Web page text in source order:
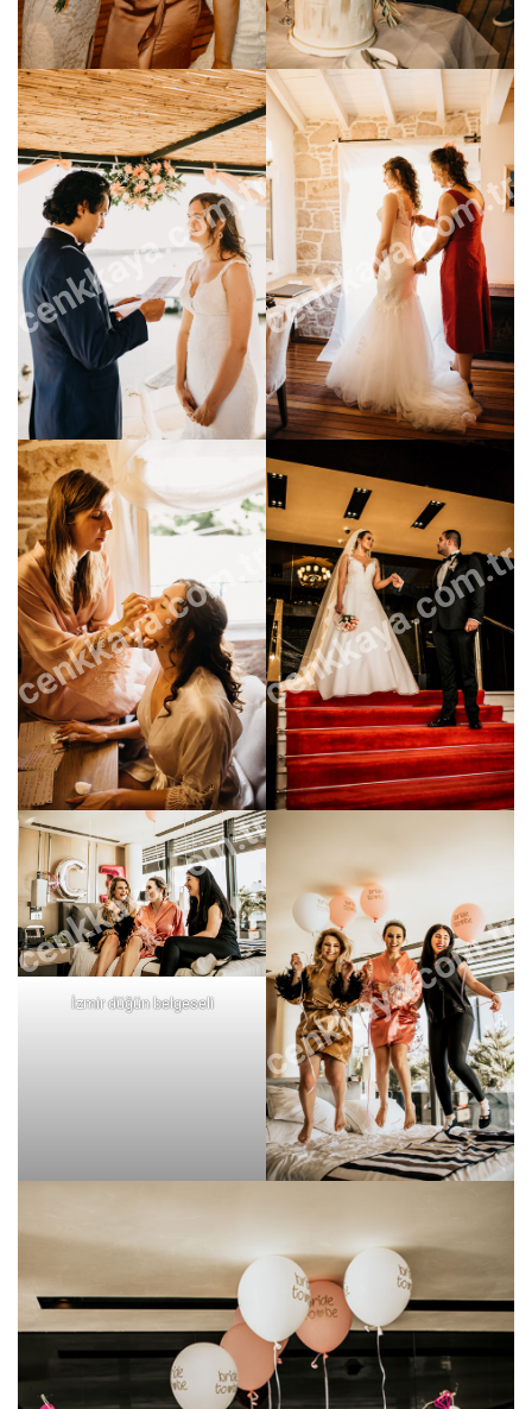
cenkkaya.com.trcenkkaya.com.tr
cenkkaya.com.trcenkkaya.com.tr
cenkkaya.com.tr
İzmir düğün belgeseli cenkkaya.com.tr